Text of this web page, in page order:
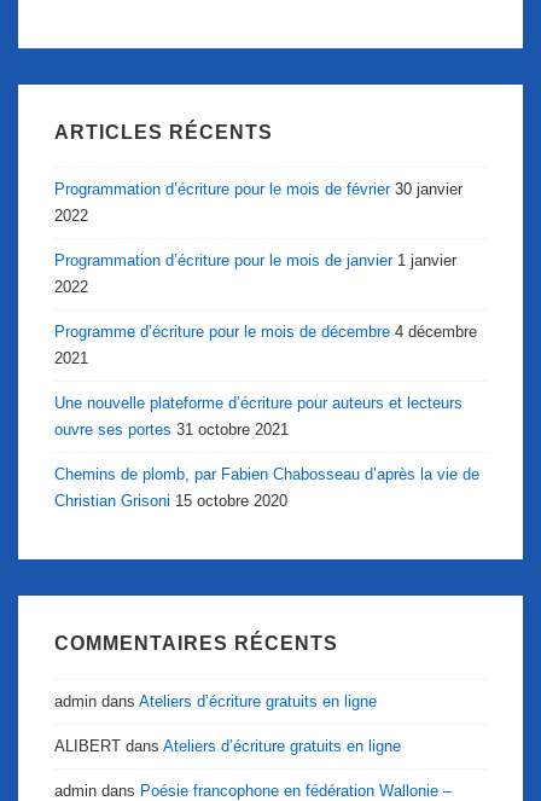
ARTICLES RÉCENTS
Programmation d’écriture pour le mois de février 30 janvier
2022
Programmation d’écriture pour le mois de janvier 1 janvier
2022
Programme d’écriture pour le mois de décembre 4 décembre
2021
Une nouvelle plateforme d’écriture pour auteurs et lecteurs
ouvre ses portes 31 octobre 2021
Chemins de plomb, par Fabien Chabosseau d’après la vie de
Christian Grisoni 15 octobre 2020
COMMENTAIRES RÉCENTS
admin dans Ateliers d’écriture gratuits en ligne
ALIBERT dans Ateliers d’écriture gratuits en ligne
admin dans Poésie francophone en fédération Wallonie –